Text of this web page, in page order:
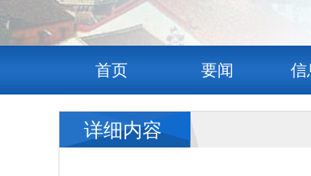
首页 要闻 信
详细内容